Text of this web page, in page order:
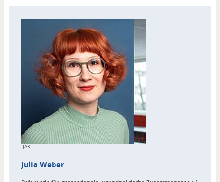
Copyright
IJAB
Julia Weber